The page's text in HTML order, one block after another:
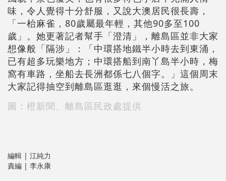
味，令人覺得十分舒服，又說大澳居民很長壽，
「一枱麻雀，80歲屬最年輕，其他90多至100
歲」。她更著記者幫手「澄清」，離島區並非大家
想像般「隔涉」：「中環搭地鐵半小時去到東涌，
已有超多玩樂地方；中環搭船到南丫島半小時，梅
窩有車路，坐船去長洲都係七八個字。」這個周末
大家記得抽空到離島區逛逛，來個慢活之旅。
圖：橙新聞、離島區民政處提供
編輯 | 江純力
責編 | 李永康